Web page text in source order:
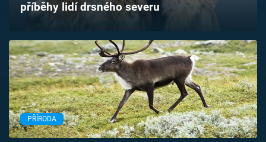
Sledujte nás
příběhy lidí drsného severu
PŘÍRODA